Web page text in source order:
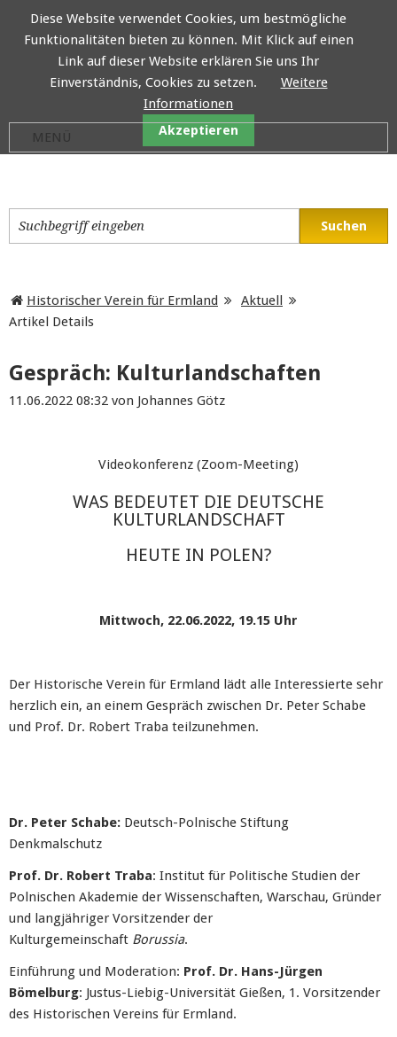
Historischer Verein für Ermland
Aktuell
Artikel Details
Gespräch: Kulturlandschaften
11.06.2022 08:32 von Johannes Götz
Videokonferenz (Zoom-Meeting)
WAS BEDEUTET DIE DEUTSCHE
KULTURLANDSCHAFT
HEUTE IN POLEN?
Mittwoch, 22.06.2022, 19.15 Uhr
Der Historische Verein für Ermland lädt alle Interessierte sehr
herzlich ein, an einem Gespräch zwischen Dr. Peter Schabe
und Prof. Dr. Robert Traba teilzunehmen.
Dr. Peter Schabe: Deutsch-Polnische Stiftung
Denkmalschutz
Prof. Dr. Robert Traba: Institut für Politische Studien der
Polnischen Akademie der Wissenschaften, Warschau, Gründer
und langjähriger Vorsitzender der
Kulturgemeinschaft Borussia.
Einführung und Moderation: Prof. Dr. Hans-Jürgen
Bömelburg: Justus-Liebig-Universität Gießen, 1. Vorsitzender
des Historischen Vereins für Ermland.
Diese Website verwendet Cookies, um bestmögliche
Funktionalitäten bieten zu können. Mit Klick auf einen
Link auf dieser Website erklären Sie uns Ihr
Einverständnis, Cookies zu setzen.
Weitere
Informationen
Akzeptieren